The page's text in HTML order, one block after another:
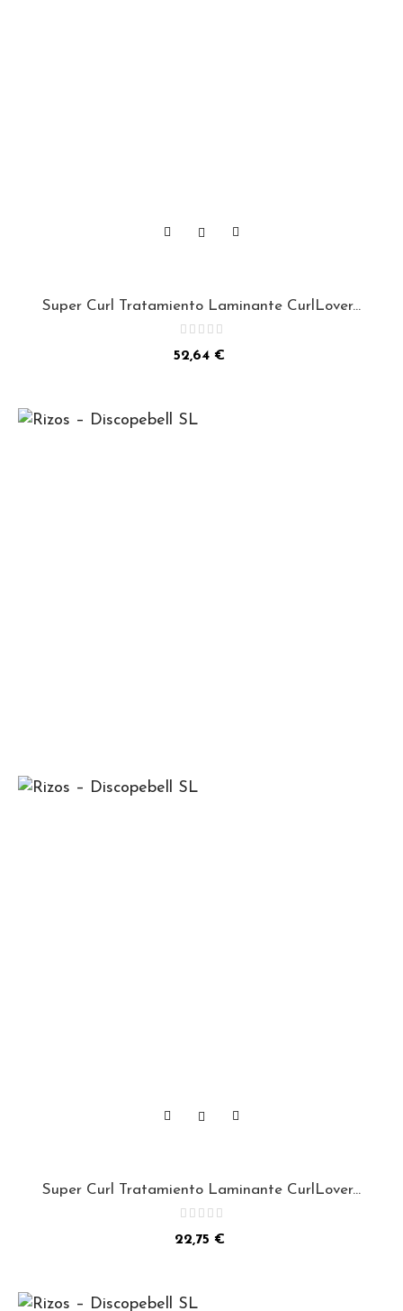
Super Curl Tratamiento Laminante CurlLover...
Precio
52,64 €
Super Curl Tratamiento Laminante CurlLover...
Precio
22,75 €